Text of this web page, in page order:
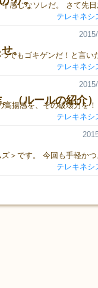
テレキネシ
。
テレキネシ
（ルールの紹介）
テレキネシ
テレキネシ